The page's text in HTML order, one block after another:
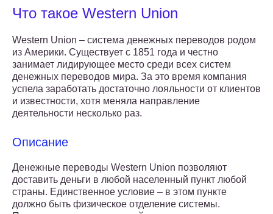
Что такое Western Union
Western Union – система денежных переводов родом
из Америки. Существует с 1851 года и честно
занимает лидирующее место среди всех систем
денежных переводов мира. За это время компания
успела заработать достаточно лояльности от клиентов
и известности, хотя меняла направление
деятельности несколько раз.
Описание
Денежные переводы Western Union позволяют
доставить деньги в любой населенный пункт любой
страны. Единственное условие – в этом пункте
должно быть физическое отделение системы.